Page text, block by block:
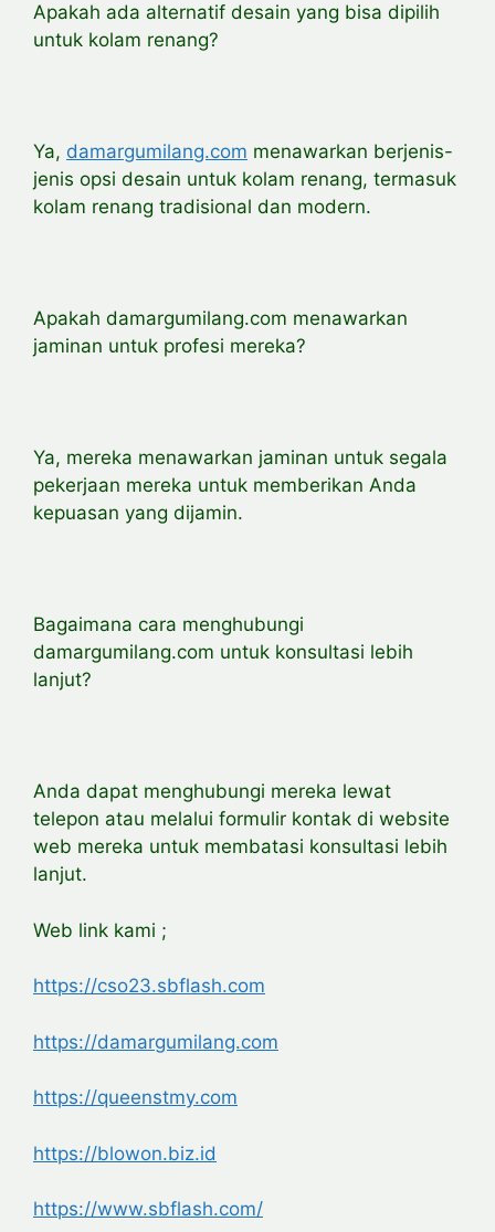
Apakah ada alternatif desain yang bisa dipilih
untuk kolam renang?
Ya, damargumilang.com menawarkan berjenis-
jenis opsi desain untuk kolam renang, termasuk
kolam renang tradisional dan modern.
Apakah damargumilang.com menawarkan
jaminan untuk profesi mereka?
Ya, mereka menawarkan jaminan untuk segala
pekerjaan mereka untuk memberikan Anda
kepuasan yang dijamin.
Bagaimana cara menghubungi
damargumilang.com untuk konsultasi lebih
lanjut?
Anda dapat menghubungi mereka lewat
telepon atau melalui formulir kontak di website
web mereka untuk membatasi konsultasi lebih
lanjut.
Web link kami ;
https://cso23.sbflash.com
https://damargumilang.com
https://queenstmy.com
https://blowon.biz.id
https://www.sbflash.com/